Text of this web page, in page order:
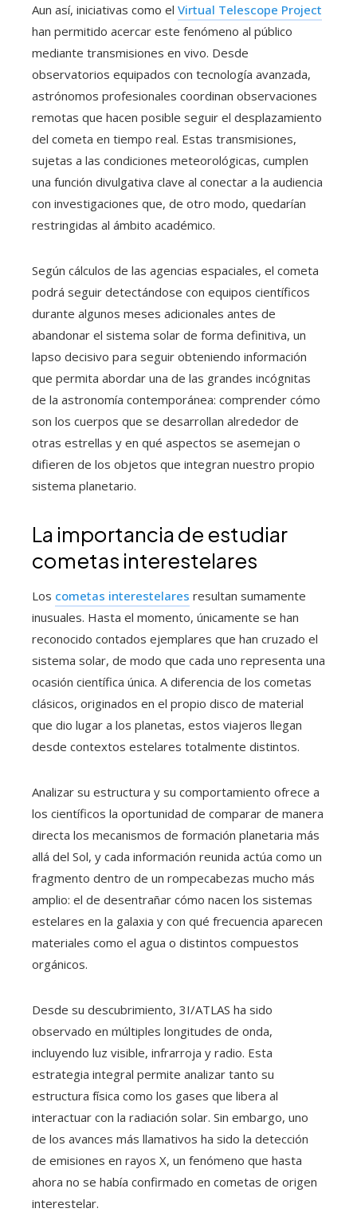
Aun así, iniciativas como el Virtual Telescope Project
han permitido acercar este fenómeno al público
mediante transmisiones en vivo. Desde
observatorios equipados con tecnología avanzada,
astrónomos profesionales coordinan observaciones
remotas que hacen posible seguir el desplazamiento
del cometa en tiempo real. Estas transmisiones,
sujetas a las condiciones meteorológicas, cumplen
una función divulgativa clave al conectar a la audiencia
con investigaciones que, de otro modo, quedarían
restringidas al ámbito académico.
Según cálculos de las agencias espaciales, el cometa
podrá seguir detectándose con equipos científicos
durante algunos meses adicionales antes de
abandonar el sistema solar de forma definitiva, un
lapso decisivo para seguir obteniendo información
que permita abordar una de las grandes incógnitas
de la astronomía contemporánea: comprender cómo
son los cuerpos que se desarrollan alrededor de
otras estrellas y en qué aspectos se asemejan o
difieren de los objetos que integran nuestro propio
sistema planetario.
La importancia de estudiar
cometas interestelares
Los cometas interestelares resultan sumamente
inusuales. Hasta el momento, únicamente se han
reconocido contados ejemplares que han cruzado el
sistema solar, de modo que cada uno representa una
ocasión científica única. A diferencia de los cometas
clásicos, originados en el propio disco de material
que dio lugar a los planetas, estos viajeros llegan
desde contextos estelares totalmente distintos.
Analizar su estructura y su comportamiento ofrece a
los científicos la oportunidad de comparar de manera
directa los mecanismos de formación planetaria más
allá del Sol, y cada información reunida actúa como un
fragmento dentro de un rompecabezas mucho más
amplio: el de desentrañar cómo nacen los sistemas
estelares en la galaxia y con qué frecuencia aparecen
materiales como el agua o distintos compuestos
orgánicos.
Desde su descubrimiento, 3I/ATLAS ha sido
observado en múltiples longitudes de onda,
incluyendo luz visible, infrarroja y radio. Esta
estrategia integral permite analizar tanto su
estructura física como los gases que libera al
interactuar con la radiación solar. Sin embargo, uno
de los avances más llamativos ha sido la detección
de emisiones en rayos X, un fenómeno que hasta
ahora no se había confirmado en cometas de origen
interestelar.